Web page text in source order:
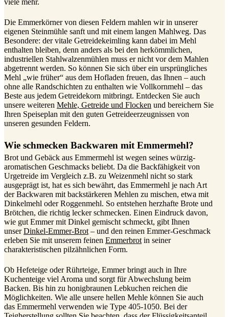
Die Emmerkörner von diesen Feldern mahlen wir in unserer
eigenen Steinmühle sanft und mit einem langen Mahlweg. Das
Besondere: der vitale Getreidekeimling kann dabei im Mehl
enthalten bleiben, denn anders als bei den herkömmlichen,
industriellen Stahlwalzenmühlen muss er nicht vor dem Mahlen
abgetrennt werden. So können Sie sich über ein ursprüngliches
Mehl „wie früher“ aus dem Hofladen freuen, das Ihnen – auch
ohne alle Randschichten zu enthalten wie Vollkornmehl – das
Beste aus jedem Getreidekorn mitbringt. Entdecken Sie auch
unsere weiteren Mehle, Getreide und Flocken und bereichern Sie
Ihren Speiseplan mit den guten Getreideerzeugnissen von
unseren gesunden Feldern.
Wie schmecken Backwaren mit Emmermehl?
Brot und Gebäck aus Emmermehl ist wegen seines würzig-
aromatischen Geschmacks beliebt. Da die Backfähigkeit von
Urgetreide im Vergleich z.B. zu Weizenmehl nicht so stark
ausgeprägt ist, hat es sich bewährt, das Emmermehl je nach Art
der Backwaren mit backstärkeren Mehlen zu mischen, etwa mit
Dinkelmehl oder Roggenmehl. So entstehen herzhafte Brote und
Brötchen, die richtig lecker schmecken. Einen Eindruck davon,
wie gut Emmer mit Dinkel gemischt schmeckt, gibt Ihnen
unserDinkel-Emmer-Brot – und den reinen Emmer-Geschmack
erleben Sie mit unserem feinen Emmerbrot in seiner
charakteristischen pilzähnlichen Form.
Ob Hefeteige oder Rührteige, Emmer bringt auch in Ihre
Kuchenteige viel Aroma und sorgt für Abwechslung beim
Backen. Bis hin zu honigbraunen Lebkuchen reichen die
Möglichkeiten. Wie alle unsere hellen Mehle können Sie auch
das Emmermehl verwenden wie Type 405-1050. Bei der